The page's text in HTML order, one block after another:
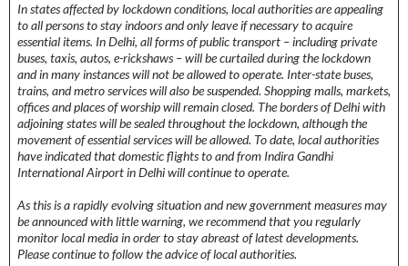
In states affected by lockdown conditions, local authorities are appealing
to all persons to stay indoors and only leave if necessary to acquire
essential items. In Delhi, all forms of public transport – including private
buses, taxis, autos, e-rickshaws – will be curtailed during the lockdown
and in many instances will not be allowed to operate. Inter-state buses,
trains, and metro services will also be suspended. Shopping malls, markets,
offices and places of worship will remain closed. The borders of Delhi with
adjoining states will be sealed throughout the lockdown, although the
movement of essential services will be allowed. To date, local authorities
have indicated that domestic flights to and from Indira Gandhi
International Airport in Delhi will continue to operate.
As this is a rapidly evolving situation and new government measures may
be announced with little warning, we recommend that you regularly
monitor local media in order to stay abreast of latest developments.
Please continue to follow the advice of local authorities.